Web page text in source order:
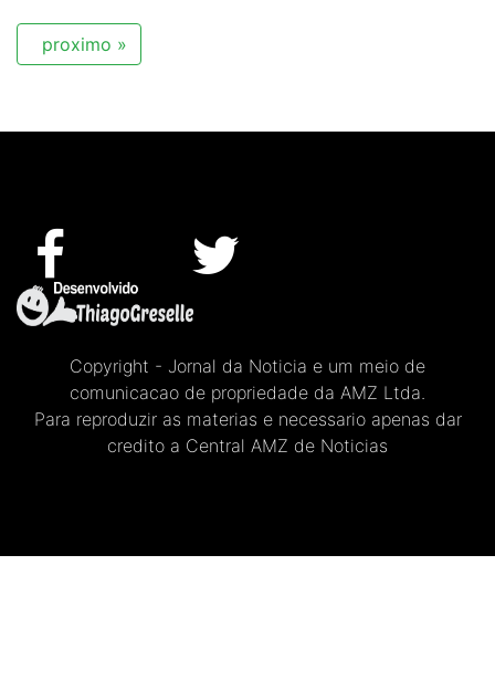
proximo »
Copyright - Jornal da Noticia e um meio de
comunicacao de propriedade da AMZ Ltda.
Para reproduzir as materias e necessario apenas dar
credito a Central AMZ de Noticias